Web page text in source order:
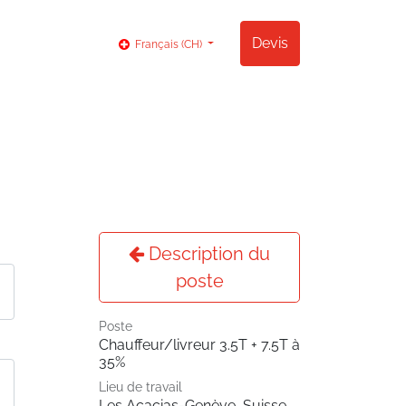
Français (CH) Devis
Description du
poste
Poste
Chauffeur/livreur 3.5T + 7.5T à
35%
Lieu de travail